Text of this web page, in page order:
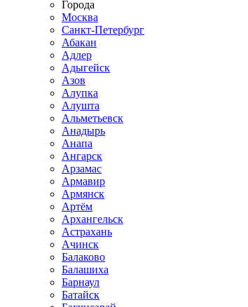
Города
Москва
Санкт-Петербург
Абакан
Адлер
Адыгейск
Азов
Алупка
Алушта
Альметьевск
Анадырь
Анапа
Ангарск
Арзамас
Армавир
Армянск
Артём
Архангельск
Астрахань
Ачинск
Балаково
Балашиха
Барнаул
Батайск